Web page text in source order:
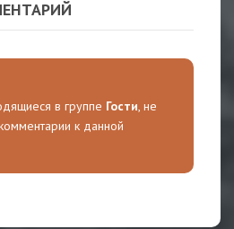
в группе Гости, не
к данной